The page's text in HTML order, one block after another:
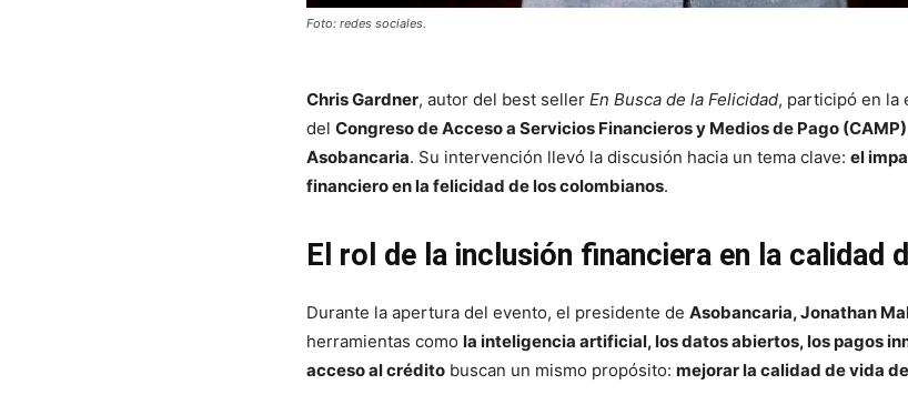
Foto: redes sociales.
Chris Gardner, autor del best seller En Busca de la Felicidad, participó en la
del Congreso de Acceso a Servicios Financieros y Medios de Pago (CAMP)
Asobancaria. Su intervención llevó la discusión hacia un tema clave: el
financiero en la felicidad de los colombianos.
El rol de la inclusión financiera en la calidad
Durante la apertura del evento, el presidente de Asobancaria, Jonathan
herramientas como la inteligencia artificial, los datos abiertos, los pagos
acceso al crédito buscan un mismo propósito: mejorar la calidad de vida